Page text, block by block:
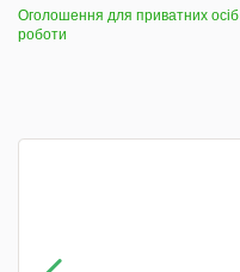
Оголошення для приватних осіб
роботи